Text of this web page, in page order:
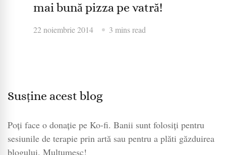
mai bună pizza pe vatră!
22 noiembrie 2014 3 mins read
Susține acest blog
Poți face o donație pe Ko-fi. Banii sunt folosiți pentru
sesiunile de terapie prin artă sau pentru a plăti găzduirea
blogului. Mulțumesc!